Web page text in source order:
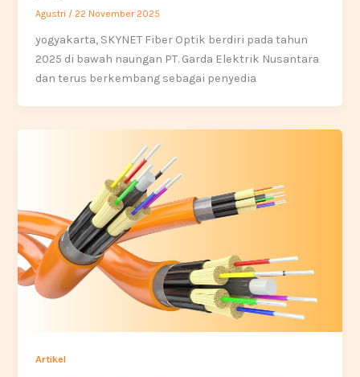
Agustri / 22 November 2025
yogyakarta, SKYNET Fiber Optik berdiri pada tahun
2025 di bawah naungan PT. Garda Elektrik Nusantara
dan terus berkembang sebagai penyedia
Artikel